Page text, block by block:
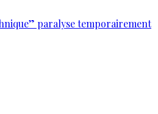
paralyse temporairement